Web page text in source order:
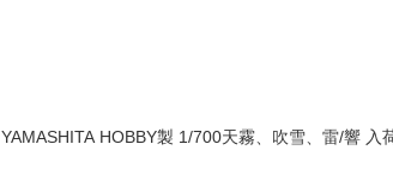
YAMASHITA HOBBY製 1/700天霧、吹雪、雷/響 入